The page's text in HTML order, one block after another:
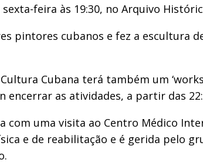
feira às 19:30, no Arquivo
pintores cubanos e fez a escultura
Cubana terá também um
encerrar as atividades, a partir das
com uma visita ao Centro Médico
e de reabilitação e é gerida pelo